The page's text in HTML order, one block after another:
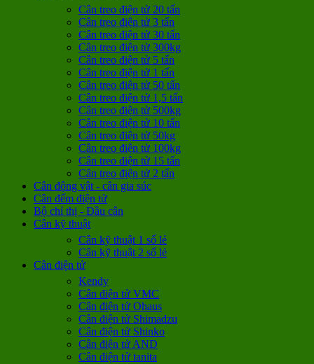
Cân treo điện tử 20 tấn
Cân treo điện tử 3 tấn
Cân treo điện tử 30 tấn
Cân treo điện tử 300kg
Cân treo điện tử 5 tấn
Cân treo điện tử 1 tấn
Cân treo điện tử 50 tấn
Cân treo điện tử 1,5 tấn
Cân treo điện tử 500kg
Cân treo điện tử 10 tấn
Cân treo điện tử 50kg
Cân treo điện tử 100kg
Cân treo điện tử 15 tấn
Cân treo điện tử 2 tấn
Cân động vật - cân gia súc
Cân đếm điện tử
Bộ chỉ thị - Đầu cân
Cân kỹ thuật
Cân kỹ thuật 1 số lẻ
Cân kỹ thuật 2 số lẻ
Cân điện tử
Kendy
Cân điện tử VMC
Cân điện tử Ohaus
Cân điện tử Shimadzu
Cân điện tử Shinko
Cân điện tử AND
Cân điện tử tanita